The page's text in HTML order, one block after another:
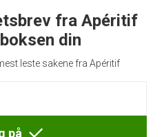
fra Apéritif
din
leste sakene fra Apéritif
på